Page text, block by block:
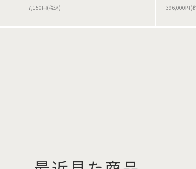
7,150円(税込) 396,000円(